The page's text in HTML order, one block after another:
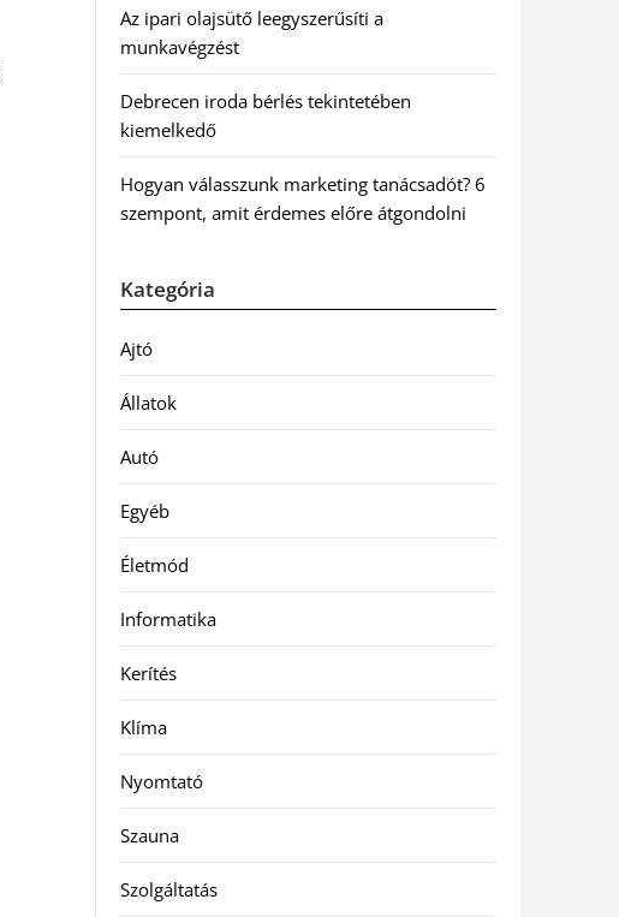
Az ipari olajsütő leegyszerűsíti a
munkavégzést
Debrecen iroda bérlés tekintetében
kiemelkedő
Hogyan válasszunk marketing tanácsadót? 6
szempont, amit érdemes előre átgondolni
Kategória
Ajtó
Állatok
Autó
Egyéb
Életmód
Informatika
Kerítés
Klíma
Nyomtató
Szauna
Szolgáltatás